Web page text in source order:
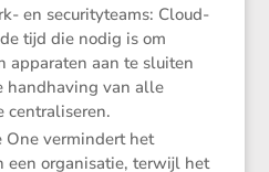
en securi­ty­teams: Cloud­
tijd die nodig is om
apparaten aan te sluiten
handha­ving van alle
centraliseren.
vermin­dert het
een organi­satie, terwijl het